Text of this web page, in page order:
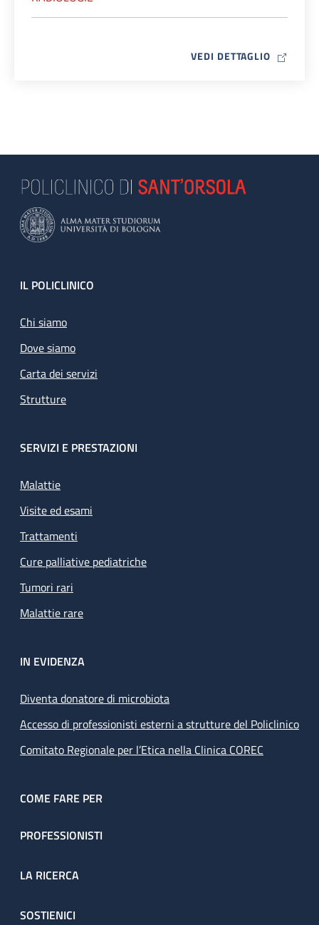
VEDI DETTAGLIO MAP ICON
Footer
IL POLICLINICO
Chi siamo
Dove siamo
Carta dei servizi
Strutture
SERVIZI E PRESTAZIONI
Malattie
Visite ed esami
Trattamenti
Cure palliative pediatriche
Tumori rari
Malattie rare
IN EVIDENZA
Diventa donatore di microbiota
Accesso di professionisti esterni a strutture del Policlinico
Comitato Regionale per l’Etica nella Clinica COREC
COME FARE PER
PROFESSIONISTI
LA RICERCA
SOSTIENICI